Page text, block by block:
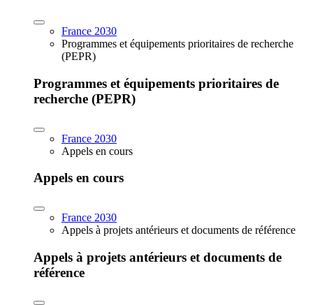
France 2030
Programmes et équipements prioritaires de recherche
(PEPR)
Programmes et équipements prioritaires de
recherche (PEPR)
France 2030
Appels en cours
Appels en cours
France 2030
Appels à projets antérieurs et documents de référence
Appels à projets antérieurs et documents de
référence